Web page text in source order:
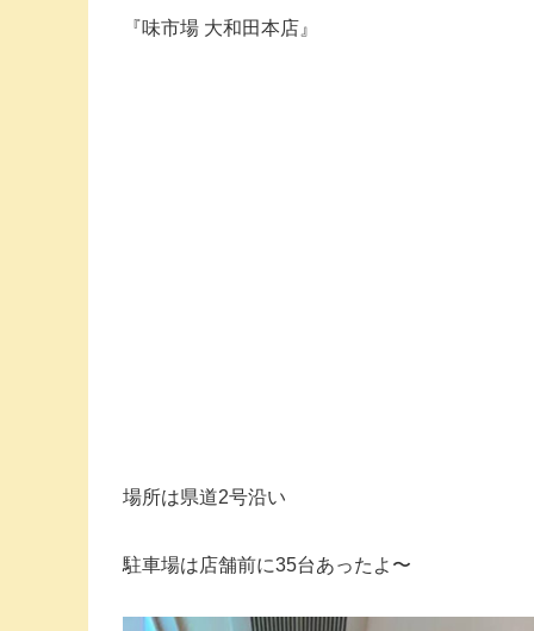
『味市場 大和田本店』
場所は県道2号沿い
駐車場は店舗前に35台あったよ〜